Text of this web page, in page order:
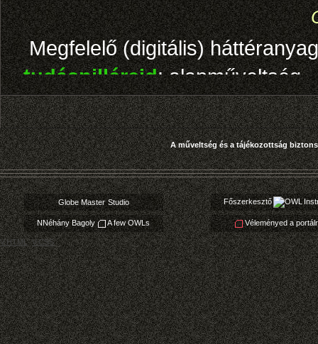
Globe Master Studio Főszerkesztő
NNéhány Bagoly A few OWLs Véleményed a
V.HTML V.CSS